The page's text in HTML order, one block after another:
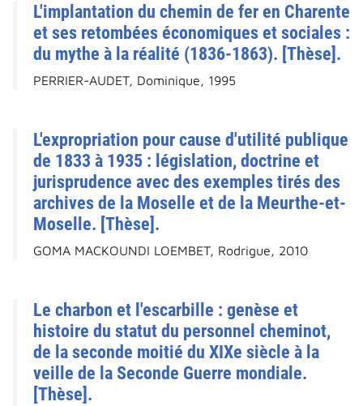
L'implantation du chemin de fer en Charente
et ses retombées économiques et sociales :
du mythe à la réalité (1836-1863). [Thèse].
PERRIER-AUDET, Dominique, 1995
L'expropriation pour cause d'utilité publique
de 1833 à 1935 : législation, doctrine et
jurisprudence avec des exemples tirés des
archives de la Moselle et de la Meurthe-et-
Moselle. [Thèse].
GOMA MACKOUNDI LOEMBET, Rodrigue, 2010
Le charbon et l'escarbille : genèse et
histoire du statut du personnel cheminot,
de la seconde moitié du XIXe siècle à la
veille de la Seconde Guerre mondiale.
[Thèse].